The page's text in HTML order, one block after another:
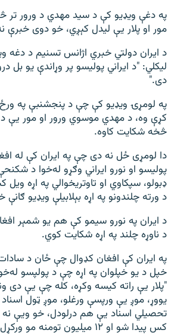
په دغې ویډيو کې د سید مهدي د ورور تر
مور او پلار یې لیدل کېږي، خو دوی خبرې
د ایران دولتي خبري اژانس تسنیم د دغه
لیکلي: "د ايراني پولیسو پر وړاندې یو بل
دى."
په لومړۍ ويډيو کې چې د پنجشنبې په ورځ
کړې وه، د مهدي موسوي ورور او مور
څخه شکايت کاوه.
دا لومړی ځل نه دی چې په ایران کې له
پولیسو او نورو ایراني وګړو له‌خوا د
ډبولو، سپکاوي او تاوتريخوالي په اړه
د ورته چلندونو په اړه بېلابیلې ويډيو
د ایران په نورو سیمو کې هم یو شمېر
د ناوړه چلند په اړه شکایت کوي.
په ایران کې افغان کډوال چې ځان د سادات
خپل د یو خپلوان په اړه چې د پولپسو
"پلار یې راته کیسه وکړه، کله چې یې دی
یووړ، موږ یې ورپسې ورغلو، موږ ټول
تحصيلي اسناد يې هم درلودل، خو ويې نه
کس پيدا شو او ١٢ ميلیون تومنه مو ورکړل چې خوشې شو."